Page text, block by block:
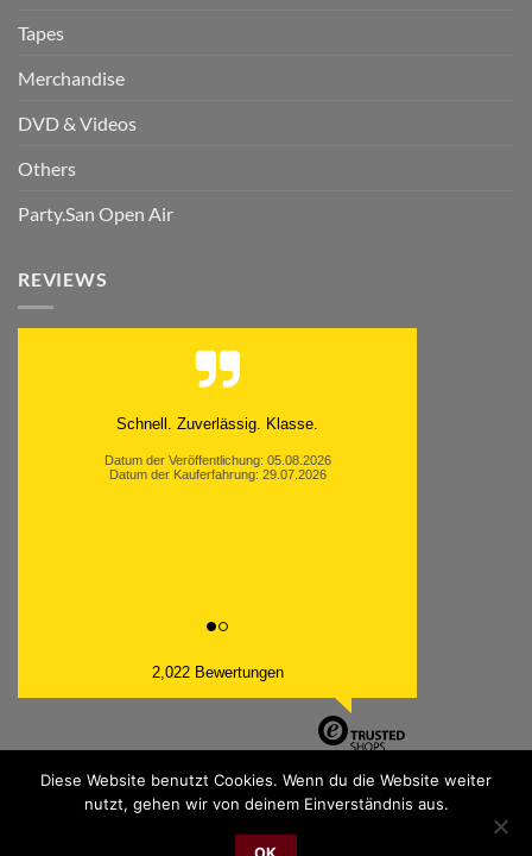
Tapes
Merchandise
DVD & Videos
Others
Party.San Open Air
REVIEWS
Schnell. Zuverlässig. Klasse.
Datum der Veröffentlichung: 05.08.2026
Datum der Kauferfahrung: 29.07.2026
2,022 Bewertungen
Diese Website benutzt Cookies. Wenn du die Website weiter
nutzt, gehen wir von deinem Einverständnis aus.